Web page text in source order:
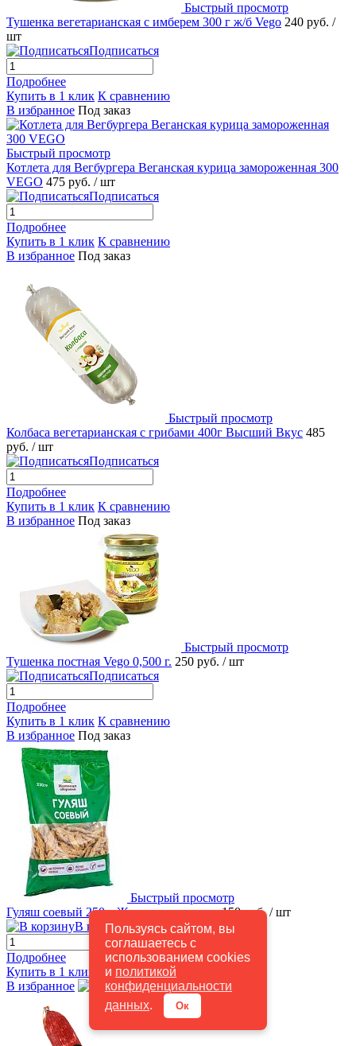
Пользуясь сайтом, вы
соглашаетесь с
использованием cookies
и политикой
конфиденциальности
данных. Ок
Быстрый просмотр
Тушенка вегетарианская с имберем 300 г ж/б Vego 240 руб. /
шт
Подписаться
Подробнее
Купить в 1 клик К сравнению
В избранное Под заказ
Быстрый просмотр
Котлета для Вегбургера Веганская курица замороженная 300
VEGO 475 руб. / шт
Подписаться
Подробнее
Купить в 1 клик К сравнению
В избранное Под заказ
Быстрый просмотр
Колбаса вегетарианская с грибами 400г Высший Вкус 485
руб. / шт
Подписаться
Подробнее
Купить в 1 клик К сравнению
В избранное Под заказ
Быстрый просмотр
Тушенка постная Vego 0,500 г. 250 руб. / шт
Подписаться
Подробнее
Купить в 1 клик К сравнению
В избранное Под заказ
Быстрый просмотр
Гуляш соевый 250 г Житница здоровья 150 руб./ шт
В корзину
Подробнее
Купить в 1 клик
К сравнению
В избранное
В наличии